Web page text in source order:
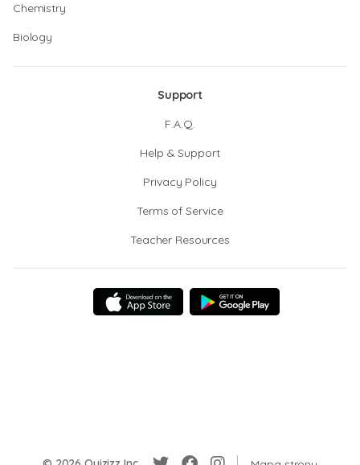
Chemistry
Biology
Support
F.A.Q.
Help & Support
Privacy Policy
Terms of Service
Teacher Resources